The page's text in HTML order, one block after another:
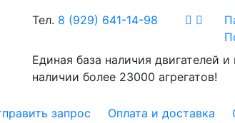
Тел. 8 (929) 641-14-98
Единая база наличия двигателей
наличии более 23000 агрегатов!
запрос Оплата и доставка